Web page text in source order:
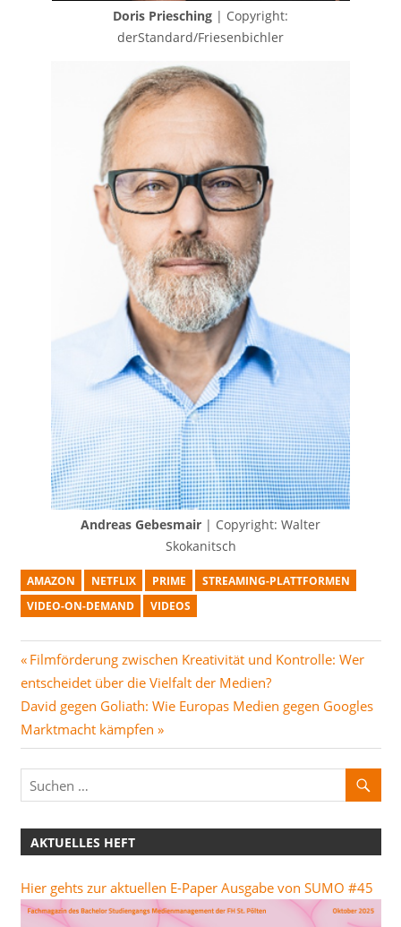
Doris Priesching | Copyright:
derStandard/Friesenbichler
Andreas Gebesmair | Copyright: Walter
Skokanitsch
AMAZON NETFLIX PRIME
STREAMING-PLATTFORMEN
VIDEO-ON-DEMAND
VIDEOS
Beitragsnavigation
Vorheriger
Beitrag:
Filmförderung zwischen Kreativität und Kontrolle: Wer
entscheidet über die Vielfalt der Medien?
Nächster
Beitrag:
David gegen Goliath: Wie Europas Medien gegen Googles
Marktmacht kämpfen
AKTUELLES HEFT
Hier gehts zur aktuellen E-Paper Ausgabe von SUMO #45